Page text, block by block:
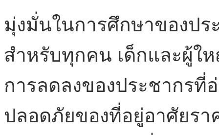
มุ่งมั่นในการศึกษาของป
สำหรับทุกคน เด็กและผู้ใ
การลดลงของประชากรที่
ปลอดภัยของที่อยู่อาศัยร